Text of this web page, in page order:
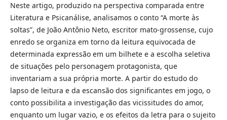
Neste artigo, produzido na perspectiva comparada entre
Literatura e Psicanálise, analisamos o conto “A morte às
soltas”, de João Antônio Neto, escritor mato-grossense, cujo
enredo se organiza em torno da leitura equivocada de
determinada expressão em um bilhete e a escolha seletiva
de situações pelo personagem protagonista, que
inventariam a sua própria morte. A partir do estudo do
lapso de leitura e da escansão dos significantes em jogo, o
conto possibilita a investigação das vicissitudes do amor,
enquanto um lugar vazio, e os efeitos da letra para o sujeito